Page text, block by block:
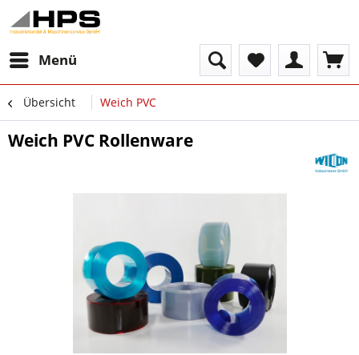
Menü
Übersicht Weich PVC
Weich PVC Rollenware